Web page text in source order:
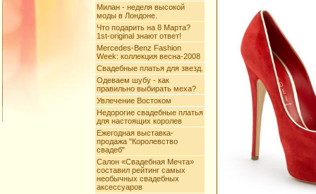
Милан - неделя высокой
моды в Лондоне.
Что подарить на 8 Марта?
1st-original знают ответ!
Mercedes-Benz Fashion
Week: коллекция весна-2008
Свадебные платья для звезд.
Одеваем шубу - как
правильно выбирать меха?
Увлечение Востоком
Недорогие свадебные платья
для настоящих королев
Ежегодная выставка-
продажа "Королевство
свадеб"
Салон «Свадебная Мечта»
составил рейтинг самых
необычных свадебных
аксессуаров